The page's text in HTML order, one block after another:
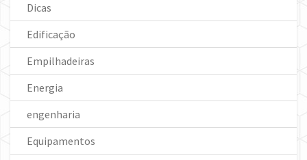
Dicas
Edificação
Empilhadeiras
Energia
engenharia
Equipamentos